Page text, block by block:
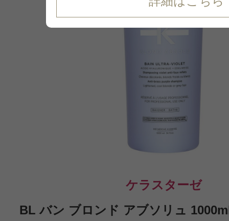
ケラスターゼ
BL バン ブロンド アブソリュ